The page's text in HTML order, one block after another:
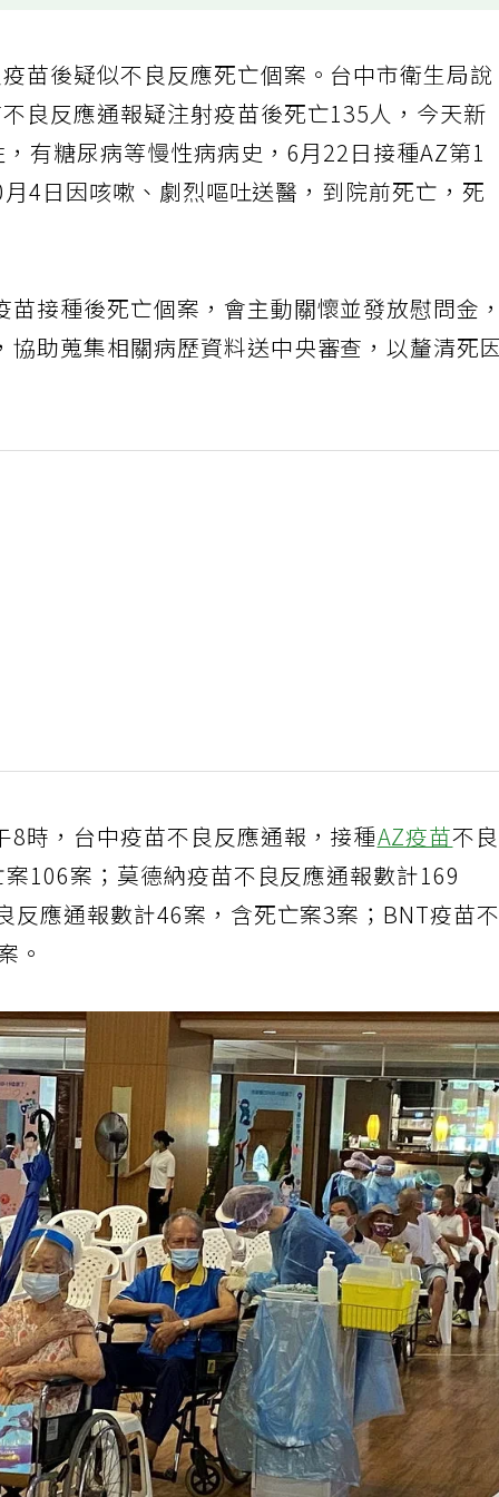
苗後疑似不良反應死亡個案。台中市衛生局說
良反應通報疑注射疫苗後死亡135人，今天新
有糖尿病等慢性病病史，6月22日接種AZ第1
4日因咳嗽、劇烈嘔吐送醫，到院前死亡，死
苗接種後死亡個案，會主動關懷並發放慰問金
協助蒐集相關病歷資料送中央審查，以釐清死
8時，台中疫苗不良反應通報，接種AZ疫苗不
106案；莫德納疫苗不良反應通報數計169
反應通報數計46案，含死亡案3案；BNT疫苗
。